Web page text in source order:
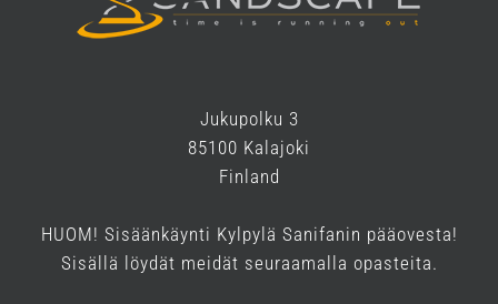
Jukupolku 3
85100 Kalajoki
Finland
HUOM! Sisäänkäynti Kylpylä Sanifanin pääovesta!
Sisällä löydät meidät seuraamalla opasteita.